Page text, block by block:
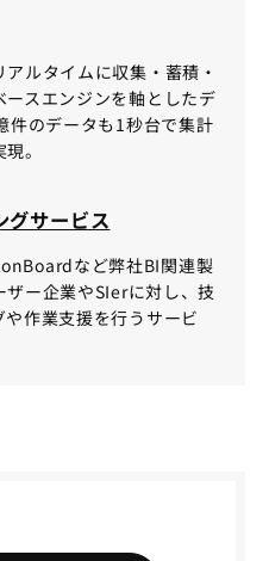
ルタイムに収集・蓄積・
スエンジンを軸としたデ
件のデータも1秒台で集計
。
グサービス
など弊社BI関連製
ザー企業やSIerに対し、技
作業支援を行うサービ